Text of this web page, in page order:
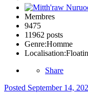
Membres
9475
11962 posts
Genre:Homme
Localisation:
Share
Posted September 14,